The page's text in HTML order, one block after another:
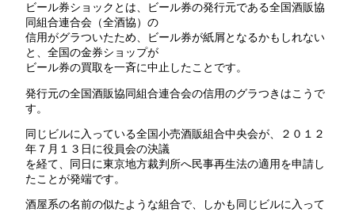
ビール券ショックとは、ビール券の発行元である全国酒販協
同組合連合会（全酒協）の
信用がグラついたため、ビール券が紙屑となるかもしれない
と、全国の金券ショップが
ビール券の買取を一斉に中止したことです。
発行元の全国酒販協同組合連合会の信用のグラつきはこうで
す。
同じビルに入っている全国小売酒販組合中央会が、２０１２
年７月１３日に役員会の決議
を経て、同日に東京地方裁判所へ民事再生法の適用を申請し
たことが発端です。
酒屋系の名前の似たような組合で、しかも同じビルに入って